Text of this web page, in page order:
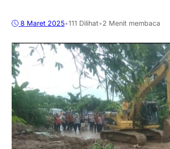
8 Maret 2025•111 Dilihat•2 Menit membaca